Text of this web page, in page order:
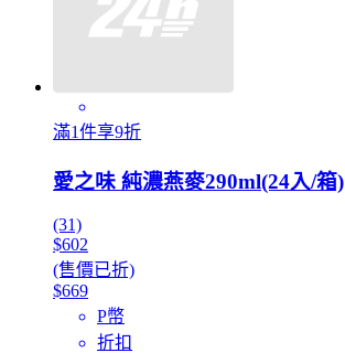
滿1件享9折
愛之味 純濃燕麥290ml(24入/箱)
(31)
$602
(售價已折)
$669
P幣
折扣